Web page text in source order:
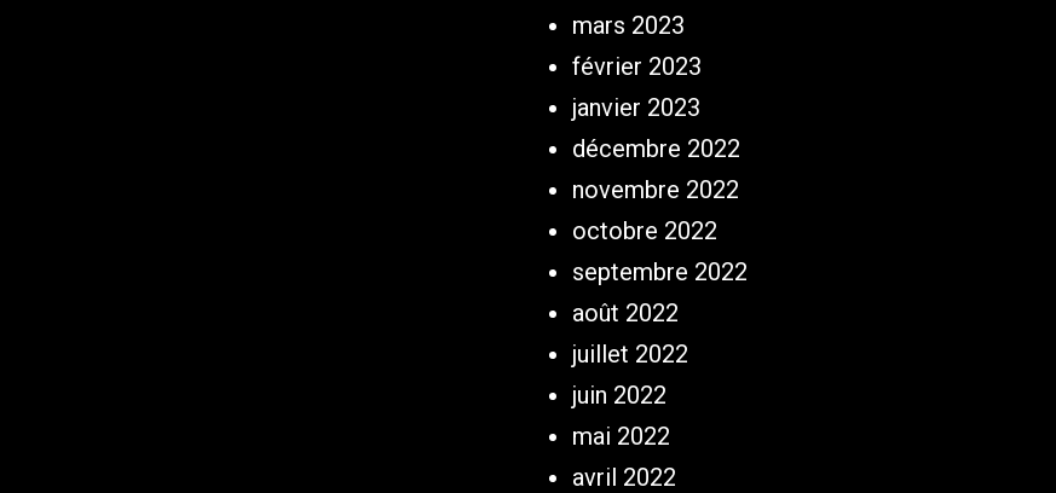
mars 2023
février 2023
janvier 2023
décembre 2022
novembre 2022
octobre 2022
septembre 2022
août 2022
juillet 2022
juin 2022
mai 2022
avril 2022